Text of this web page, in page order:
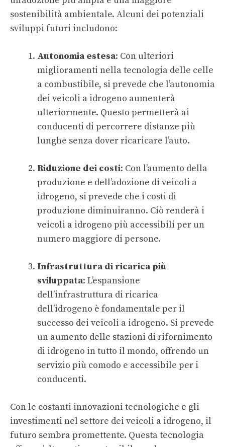
sostenibilità ambientale. Alcuni dei potenziali
sviluppi futuri includono:
Autonomia estesa: Con ulteriori
miglioramenti nella tecnologia delle celle
a combustibile, si prevede che l’autonomia
dei veicoli a idrogeno aumenterà
ulteriormente. Questo permetterà ai
conducenti di percorrere distanze più
lunghe senza dover ricaricare l’auto.
Riduzione dei costi: Con l’aumento della
produzione e dell’adozione di veicoli a
idrogeno, si prevede che i costi di
produzione diminuiranno. Ciò renderà i
veicoli a idrogeno più accessibili per un
numero maggiore di persone.
Infrastruttura di ricarica più
sviluppata: L’espansione
dell’infrastruttura di ricarica
dell’idrogeno è fondamentale per il
successo dei veicoli a idrogeno. Si prevede
un aumento delle stazioni di rifornimento
di idrogeno in tutto il mondo, offrendo un
servizio più comodo e accessibile per i
conducenti.
Con le costanti innovazioni tecnologiche e gli
investimenti nel settore dei veicoli a idrogeno, il
futuro sembra promettente. Questa tecnologia